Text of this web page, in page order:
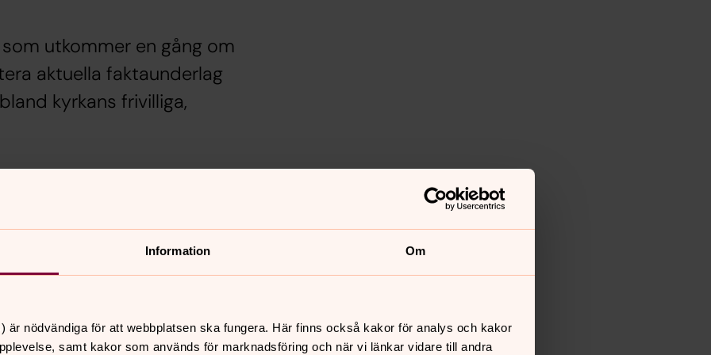
Information Om
är nödvändiga för att webbplatsen ska fungera. Här finns också kakor för analys och kakor
samt kakor som används för marknadsföring och när vi länkar vidare till andra
utkommer en gång om
aktuella faktaunderlag
kyrkans frivilliga,
internationella utblickar.
och den evangeliska kyrkan i
upp frågan om ungas lärande. Det
från 1800-talets mitt fram till